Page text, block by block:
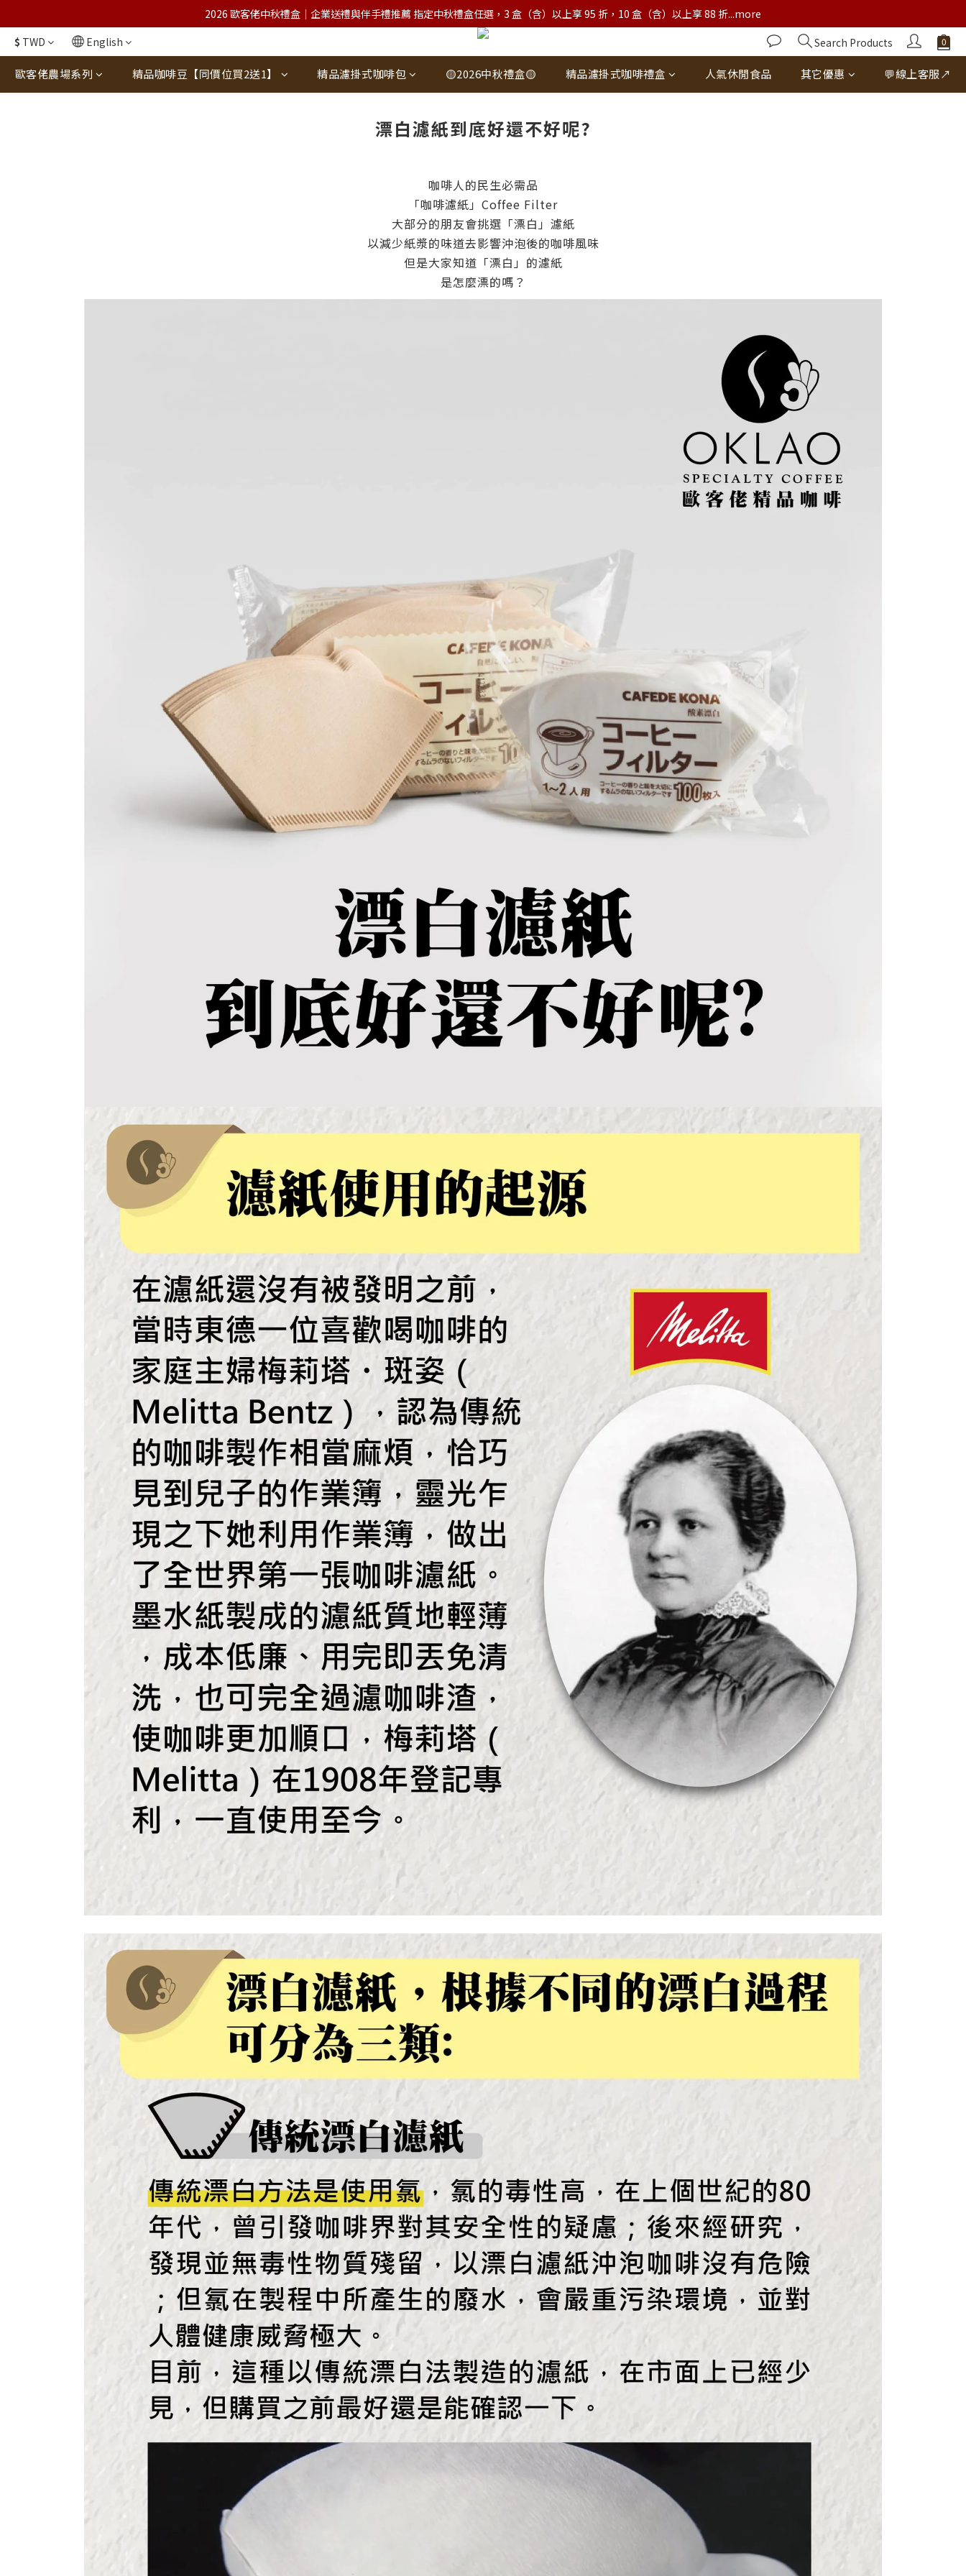
2026 歐客佬中秋禮盒｜企業送禮與伴手禮推薦 指定中秋禮盒任選，3 盒（含）以上享 95 折，10 盒（含）以上享 88 折...more
$ TWD English Search Products
歐客佬農場系列 精品咖啡豆【同價位買2送1】 精品濾掛式咖啡包 🟡2026中秋禮盒🟡 精品濾掛式咖啡禮盒 人氣休閒食品 其它優惠 💬線上客服↗
漂白濾紙到底好還不好呢?
咖啡人的民生必需品
「咖啡濾紙」Coffee Filter
大部分的朋友會挑選「漂白」濾紙
以減少紙漿的味道去影響沖泡後的咖啡風味
但是大家知道「漂白」的濾紙
是怎麼漂的嗎？